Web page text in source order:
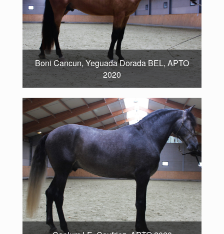
Boni Cancun, Yeguada Dorada BEL, APTO
2020